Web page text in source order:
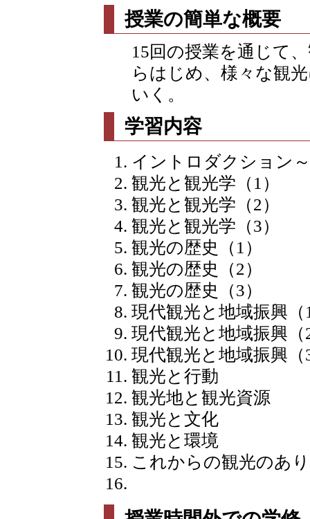
授業の簡単な概要
15回の授業を通じて
らはじめ、様々な観
いく。
学習内容
イントロダクション
観光と観光学（1）
観光と観光学（2）
観光と観光学（3）
観光の歴史（1）
観光の歴史（2）
観光の歴史（3）
現代観光と地域振興（
現代観光と地域振興（
現代観光と地域振興（
観光と行動
観光地と観光資源
観光と文化
観光と環境
これからの観光のあ